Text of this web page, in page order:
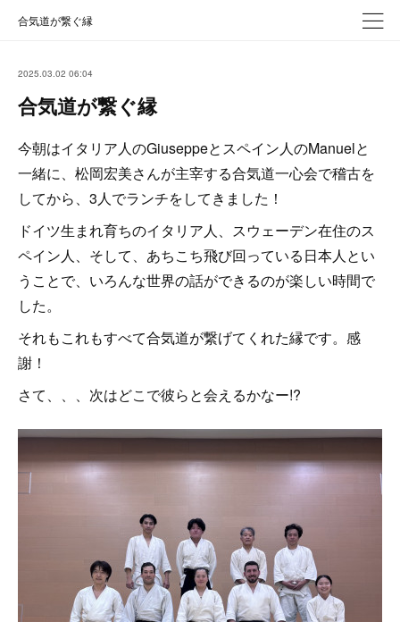
合気道が繋ぐ縁
2025.03.02 06:04
合気道が繋ぐ縁
今朝はイタリア人のGiuseppeとスペイン人のManuelと
一緒に、松岡宏美さんが主宰する合気道一心会で稽古を
してから、3人でランチをしてきました！
ドイツ生まれ育ちのイタリア人、スウェーデン在住のス
ペイン人、そして、あちこち飛び回っている日本人とい
うことで、いろんな世界の話ができるのが楽しい時間で
した。
それもこれもすべて合気道が繋げてくれた縁です。感
謝！
さて、、、次はどこで彼らと会えるかなー!?